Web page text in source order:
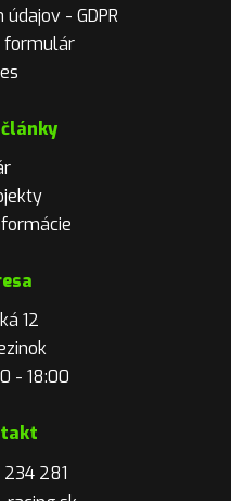
- GDPR
formulár
12
- 18:00
234 281